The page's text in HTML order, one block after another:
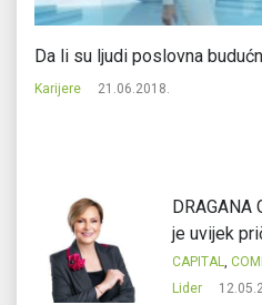
Da li su ljudi poslovna
Karijere 21.06.2018.
DRAGANA
je uvijek
CAPITAL,
Lider